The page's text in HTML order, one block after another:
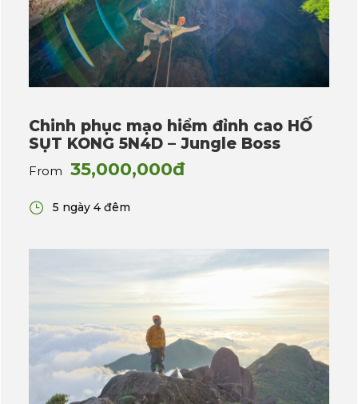
Chinh phục mạo hiểm đỉnh cao HỐ
SỤT KONG 5N4D – Jungle Boss
From 35,000,000đ
5 ngày 4 đêm